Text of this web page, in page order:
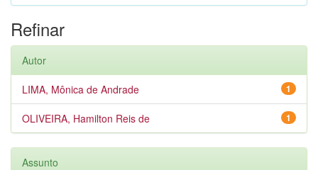
Refinar
Autor
1
LIMA, Mônica de Andrade
1
OLIVEIRA, Hamilton Reis de
Assunto